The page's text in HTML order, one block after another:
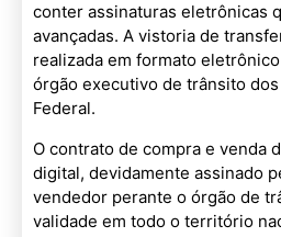
conter assinaturas eletrônicas
avançadas. A vistoria de
realizada em formato
órgão executivo de trânsito
Federal.
O contrato de compra e venda
digital, devidamente assinado
vendedor perante o órgão de
validade em todo o território